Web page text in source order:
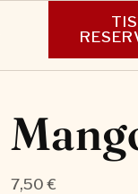
7,50€